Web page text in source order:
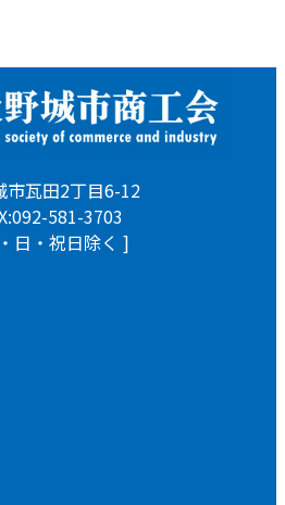
市瓦田2丁目6-12
581-3703
日・祝日除く ]